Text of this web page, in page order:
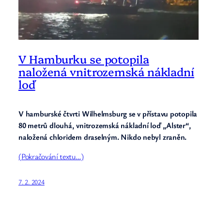
V Hamburku se potopila
naložená vnitrozemská nákladní
loď
V hamburské čtvrti Wilhelmsburg se v přístavu potopila
80 metrů dlouhá, vnitrozemská nákladní loď „Alster“,
naložená chloridem draselným. Nikdo nebyl zraněn.
(Pokračování textu…)
7. 2. 2024